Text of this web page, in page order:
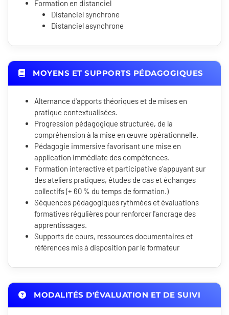
Formation en distanciel
Distanciel synchrone
Distanciel asynchrone
MOYENS ET SUPPORTS PÉDAGOGIQUES
Alternance d'apports théoriques et de mises en
pratique contextualisées.
Progression pédagogique structurée, de la
compréhension à la mise en œuvre opérationnelle.
Pédagogie immersive favorisant une mise en
application immédiate des compétences.
Formation interactive et participative s'appuyant sur
des ateliers pratiques, études de cas et échanges
collectifs (+ 60 % du temps de formation.)
Séquences pédagogiques rythmées et évaluations
formatives régulières pour renforcer l'ancrage des
apprentissages.
Supports de cours, ressources documentaires et
références mis à disposition par le formateur
MODALITÉS D'ÉVALUATION ET DE SUIVI